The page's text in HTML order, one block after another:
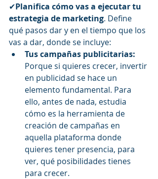
✔Planifica cómo vas a ejecutar tu
estrategia de marketing. Define
qué pasos dar y en el tiempo que los
vas a dar, donde se incluye:
Tus campañas publicitarias:
Porque si quieres crecer, invertir
en publicidad se hace un
elemento fundamental. Para
ello, antes de nada, estudia
cómo es la herramienta de
creación de campañas en
aquella plataforma donde
quieres tener presencia, para
ver, qué posibilidades tienes
para crecer.